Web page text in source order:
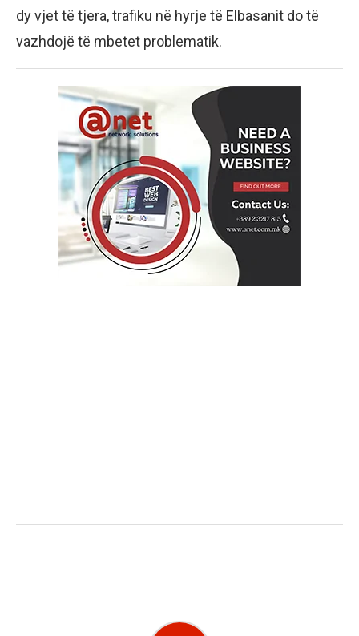
dy vjet të tjera, trafiku në hyrje të Elbasanit do të
vazhdojë të mbetet problematik.